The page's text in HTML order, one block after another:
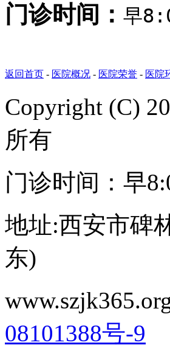
门诊时间： 早
返回首页 - 医院概况 - 医院荣誉 - 医院
Copyright (C)
所有
门诊时间：早
地址:西安市碑
东)
08101388号-9